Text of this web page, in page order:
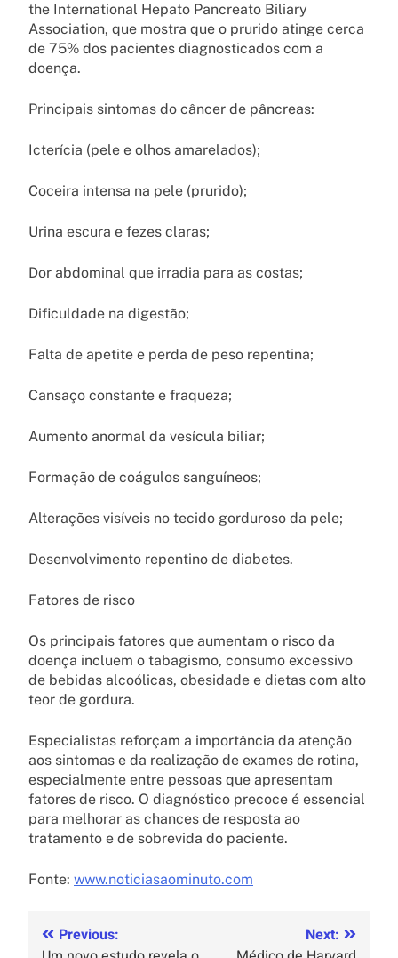
the International Hepato Pancreato Biliary
Association, que mostra que o prurido atinge cerca
de 75% dos pacientes diagnosticados com a
doença.
Principais sintomas do câncer de pâncreas:
Icterícia (pele e olhos amarelados);
Coceira intensa na pele (prurido);
Urina escura e fezes claras;
Dor abdominal que irradia para as costas;
Dificuldade na digestão;
Falta de apetite e perda de peso repentina;
Cansaço constante e fraqueza;
Aumento anormal da vesícula biliar;
Formação de coágulos sanguíneos;
Alterações visíveis no tecido gorduroso da pele;
Desenvolvimento repentino de diabetes.
Fatores de risco
Os principais fatores que aumentam o risco da
doença incluem o tabagismo, consumo excessivo
de bebidas alcoólicas, obesidade e dietas com alto
teor de gordura.
Especialistas reforçam a importância da atenção
aos sintomas e da realização de exames de rotina,
especialmente entre pessoas que apresentam
fatores de risco. O diagnóstico precoce é essencial
para melhorar as chances de resposta ao
tratamento e de sobrevida do paciente.
Fonte: www.noticiasaominuto.com
Previous:
Next: